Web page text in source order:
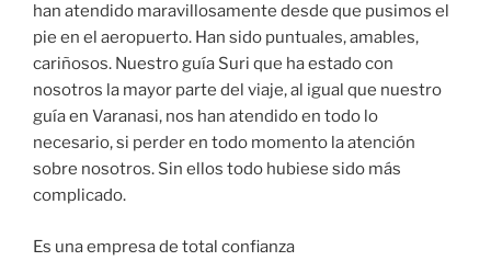
han atendido maravillosamente desde que pusimos el
pie en el aeropuerto. Han sido puntuales, amables,
cariñosos. Nuestro guía Suri que ha estado con
nosotros la mayor parte del viaje, al igual que nuestro
guía en Varanasi, nos han atendido en todo lo
necesario, si perder en todo momento la atención
sobre nosotros. Sin ellos todo hubiese sido más
complicado.
Es una empresa de total confianza